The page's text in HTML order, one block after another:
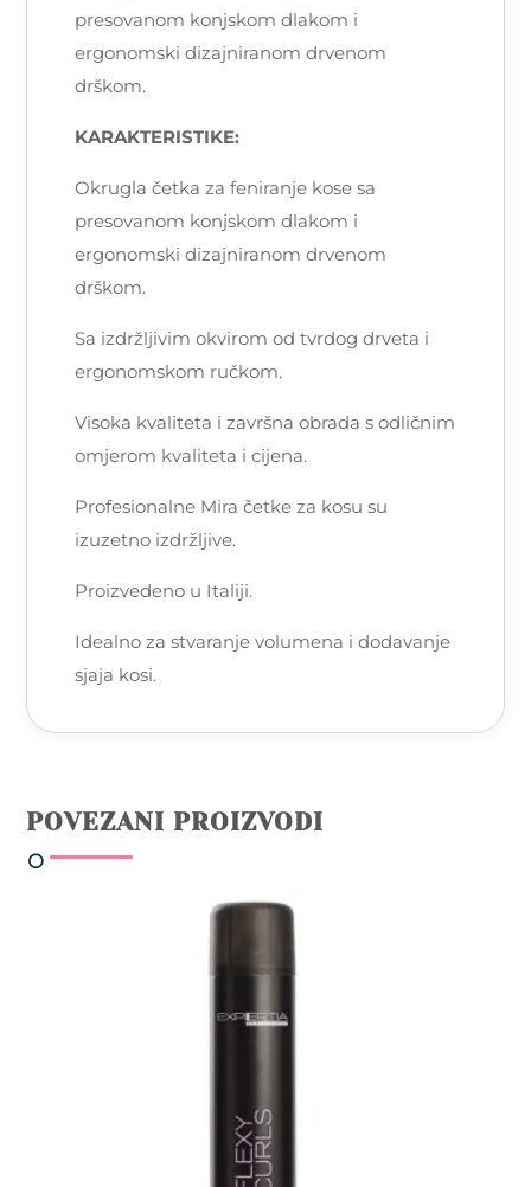
presovanom konjskom dlakom i
ergonomski dizajniranom drvenom
drškom.
KARAKTERISTIKE:
Okrugla četka za feniranje kose sa
presovanom konjskom dlakom i
ergonomski dizajniranom drvenom
drškom.
Sa izdržljivim okvirom od tvrdog drveta i
ergonomskom ručkom.
Visoka kvaliteta i završna obrada s odličnim
omjerom kvaliteta i cijena.
Profesionalne Mira četke za kosu su
izuzetno izdržljive.
Proizvedeno u Italiji.
Idealno za stvaranje volumena i dodavanje
sjaja kosi.
POVEZANI PROIZVODI